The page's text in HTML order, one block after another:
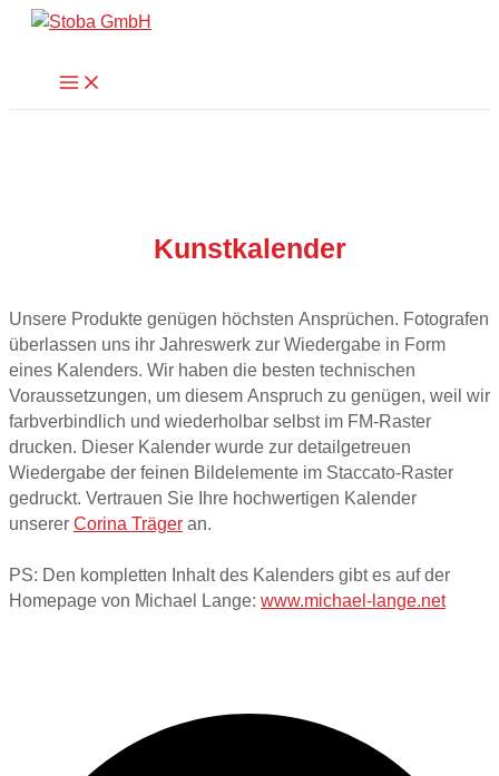
Zum
springenMain
Menu
Kunstkalender
Unsere Produkte genügen höchsten Ansprüchen. Fotografen
überlassen uns ihr Jahreswerk zur Wiedergabe in Form
eines Kalenders. Wir haben die besten technischen
Voraussetzungen, um diesem Anspruch zu genügen, weil wir
farbverbindlich und wiederholbar selbst im FM-Raster
drucken. Dieser Kalender wurde zur detailgetreuen
Wiedergabe der feinen Bildelemente im Staccato-Raster
gedruckt. Vertrauen Sie Ihre hochwertigen Kalender
unserer Corina Träger an.
PS: Den kompletten Inhalt des Kalenders gibt es auf der
Homepage von Michael Lange: www.michael-lange.net